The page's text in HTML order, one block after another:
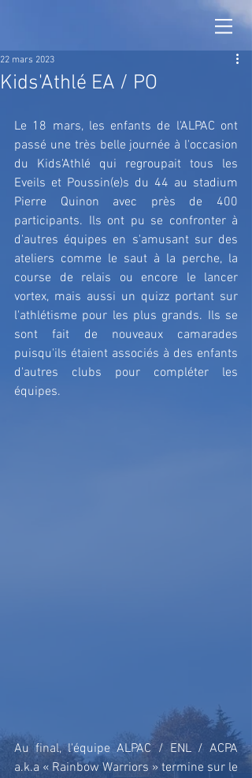
Kids'Athlé EA / PO
22 mars 2023
Le 18 mars, les enfants de l'ALPAC ont
passé une très belle journée à l'occasion
du Kids'Athlé qui regroupait tous les
Eveils et Poussin(e)s du 44 au stadium
Pierre Quinon avec près de 400
participants. Ils ont pu se confronter à
d'autres équipes en s'amusant sur des
ateliers comme le saut à la perche, la
course de relais ou encore le lancer
vortex, mais aussi un quizz portant sur
l'athlétisme pour les plus grands. Ils se
sont fait de nouveaux camarades
puisqu'ils étaient associés à des enfants
d'autres clubs pour compléter les
équipes.
Au final, l'équipe ALPAC / ENL / ACPA
a.k.a « Rainbow Warriors » termine sur le